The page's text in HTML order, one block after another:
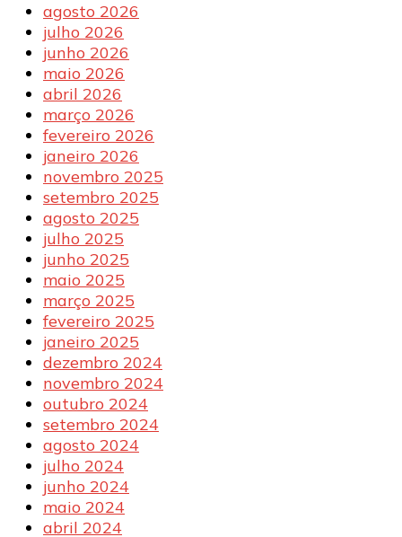
agosto 2026
julho 2026
junho 2026
maio 2026
abril 2026
março 2026
fevereiro 2026
janeiro 2026
novembro 2025
setembro 2025
agosto 2025
julho 2025
junho 2025
maio 2025
março 2025
fevereiro 2025
janeiro 2025
dezembro 2024
novembro 2024
outubro 2024
setembro 2024
agosto 2024
julho 2024
junho 2024
maio 2024
abril 2024